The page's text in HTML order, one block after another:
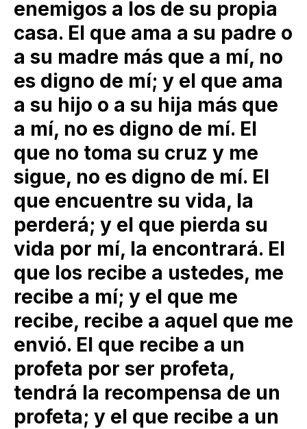
enemigos a los de su propia
casa. El que ama a su padre o
a su madre más que a mí, no
es digno de mí; y el que ama
a su hijo o a su hija más que
a mí, no es digno de mí. El
que no toma su cruz y me
sigue, no es digno de mí. El
que encuentre su vida, la
perderá; y el que pierda su
vida por mí, la encontrará. El
que los recibe a ustedes, me
recibe a mí; y el que me
recibe, recibe a aquel que me
envió. El que recibe a un
profeta por ser profeta,
tendrá la recompensa de un
profeta; y el que recibe a un